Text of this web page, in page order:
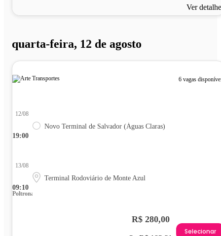
Ver
quarta-feira, 12 de agosto
6 vagas
19:00
12/08
Novo Terminal de Salvador (Águas Claras)
09:10
13/08
Terminal Rodoviário de Monte Azul
Poltrona
R$ 280,00
Selecionar